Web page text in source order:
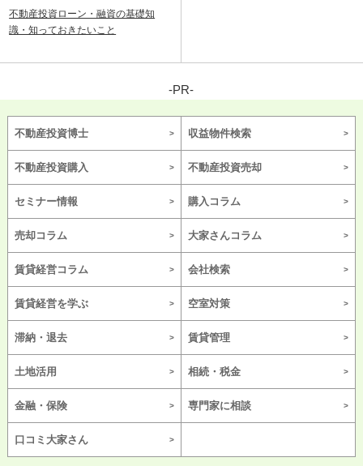
不動産投資ローン・融資の基礎知
識・知っておきたいこと
-PR-
不動産投資博士 収益物件検索
不動産投資購入 不動産投資売却
セミナー情報 購入コラム
売却コラム 大家さんコラム
賃貸経営コラム 会社検索
賃貸経営を学ぶ 空室対策
滞納・退去 賃貸管理
土地活用 相続・税金
金融・保険 専門家に相談
口コミ大家さん